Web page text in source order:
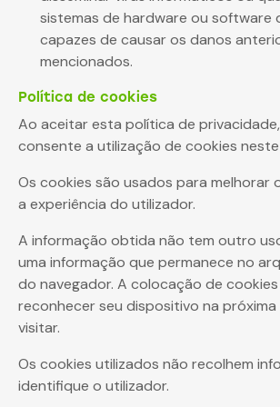
sistemas de hardware ou software
capazes de causar os danos
mencionados.
Política de cookies
Ao aceitar esta política de
consente a utilização de cookies
Os cookies são usados para melhorar
a experiência do utilizador.
A informação obtida não tem outro
uma informação que permanece no
do navegador. A colocação de
reconhecer seu dispositivo na
visitar.
Os cookies utilizados não recolhem
identifique o utilizador.